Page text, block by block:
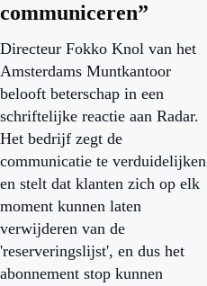
communiceren”
Directeur Fokko Knol van het
Amsterdams Muntkantoor
belooft beterschap in een
schriftelijke reactie aan Radar.
Het bedrijf zegt de
communicatie te verduidelijken
en stelt dat klanten zich op elk
moment kunnen laten
verwijderen van de
'reserveringslijst', en dus het
abonnement stop kunnen